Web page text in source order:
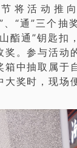
将活动推
、“通”三个抽
酯通”钥匙扣
奖。参与活动
箱中抽取属于
大奖时，现场